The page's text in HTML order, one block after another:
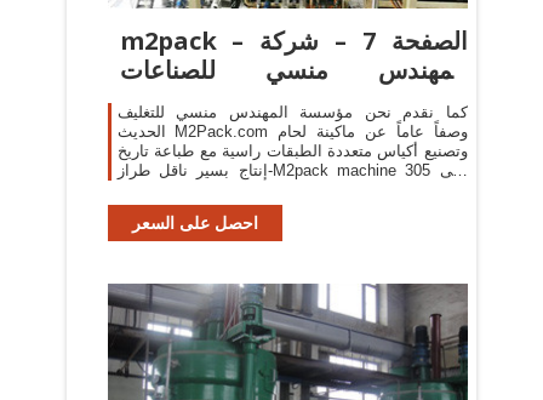
m2pack – الصفحة 7 – شركة
المهندس منسي للصناعات
الهندسية
كما نقدم نحن مؤسسة المهندس منسي للتغليف
الحديث M2Pack.com وصفاً عاماً عن ماكينة لحام
وتصنيع أكياس متعددة الطبقات راسية مع طباعة تاريخ
إنتاج بسير ناقل طراز-M2pack machine 305 التى
الهندسيه و
احصل على السعر